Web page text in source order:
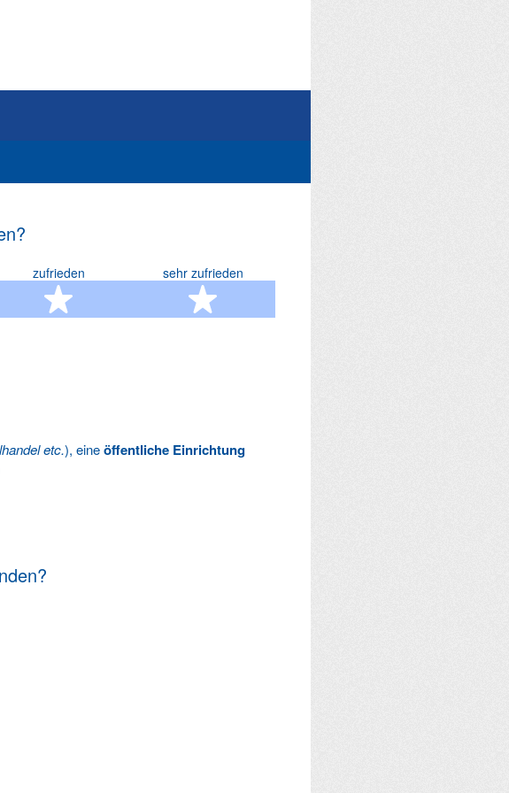
zufrieden
4 Sterne
sehr zufrieden
5 Sterne
etc.), eineöffentliche Einrichtung